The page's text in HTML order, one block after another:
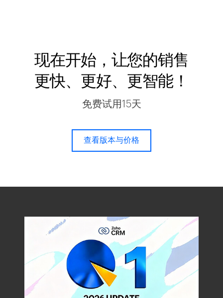
现在开始，让您的销售
更快、更好、更智能！
免费试用15天
查看版本与价格